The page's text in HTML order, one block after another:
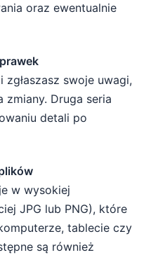
oraz ewentualnie
swoje uwagi,
Druga seria
detali po
w wysokiej
JPG lub PNG), które
tablecie czy
są również